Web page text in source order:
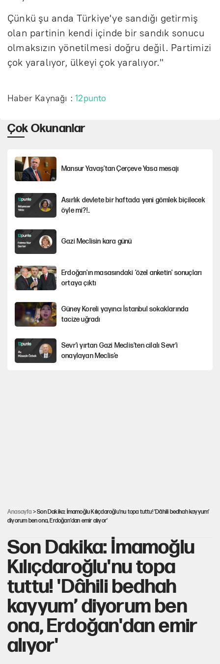
Çünkü şu anda Türkiye'ye sandığı getirmiş
olan partinin kendi içinde bir sandık sonucu
olmaksızın yönetilmesi doğru değil. Partimizi
çok yaralıyor, ülkeyi çok yaralıyor."
Haber Kaynağı :12punto
Çok Okunanlar
Mansur Yavaş’tan Çerçeve Yasa mesajı
Asırlık devlete bir haftada yeni gömlek biçilecek
öyle mi?!..
Gazi Meclisin kara günü
Erdoğan'ın masasındaki 'özel anketin' sonuçları
ortaya çıktı
Güney Koreli yayıncı İstanbul sokaklarında
tacize uğradı
Sevr’i yırtan Gazi Meclis’ten cilalı Sevr’i
onaylayan Meclis’e
Anasayfa > Son Dakika: İmamoğlu Kılıçdaroğlu'nu topa tuttu! 'Dâhili bedhah kayyum’
diyorum ben ona, Erdoğan'dan emir alıyor'
Son Dakika: İmamoğlu
Kılıçdaroğlu'nu topa
tuttu! 'Dâhili bedhah
kayyum’ diyorum ben
ona, Erdoğan'dan emir
alıyor'